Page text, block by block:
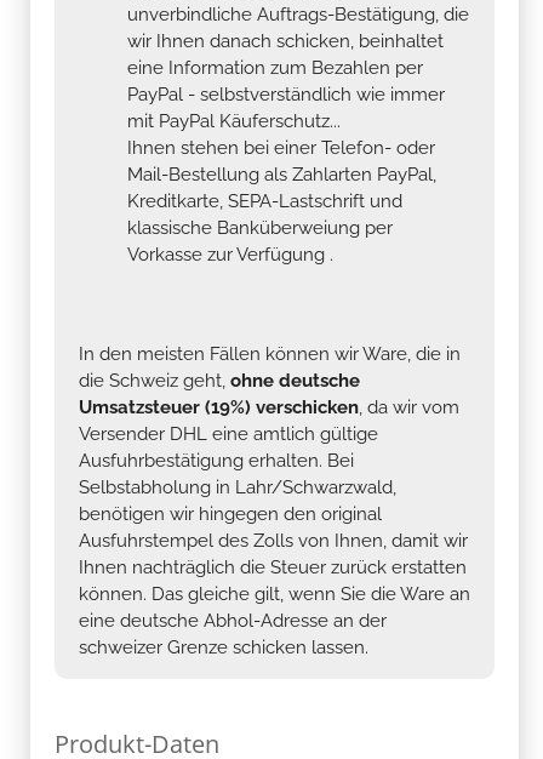
unverbindliche Auftrags-Bestätigung, die
wir Ihnen danach schicken, beinhaltet
eine Information zum Bezahlen per
PayPal - selbstverständlich wie immer
mit PayPal Käuferschutz...
Ihnen stehen bei einer Telefon- oder
Mail-Bestellung als Zahlarten PayPal,
Kreditkarte, SEPA-Lastschrift und
klassische Banküberweiung per
Vorkasse zur Verfügung .
In den meisten Fällen können wir Ware, die in
die Schweiz geht, ohne deutsche
Umsatzsteuer (19%) verschicken, da wir vom
Versender DHL eine amtlich gültige
Ausfuhrbestätigung erhalten. Bei
Selbstabholung in Lahr/Schwarzwald,
benötigen wir hingegen den original
Ausfuhrstempel des Zolls von Ihnen, damit wir
Ihnen nachträglich die Steuer zurück erstatten
können. Das gleiche gilt, wenn Sie die Ware an
eine deutsche Abhol-Adresse an der
schweizer Grenze schicken lassen.
Produkt-Daten